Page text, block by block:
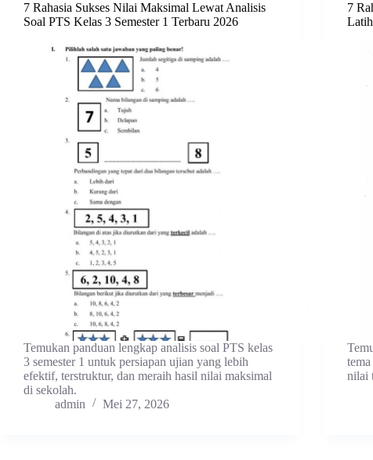
7 Rahasia Sukses Nilai Maksimal Lewat Analisis
Soal PTS Kelas 3 Semester 1 Terbaru 2026
Temukan panduan lengkap analisis soal PTS kelas
3 semester 1 untuk persiapan ujian yang lebih
efektif, terstruktur, dan meraih hasil nilai maksimal
di sekolah.
admin
Mei 27, 2026
7
nilai